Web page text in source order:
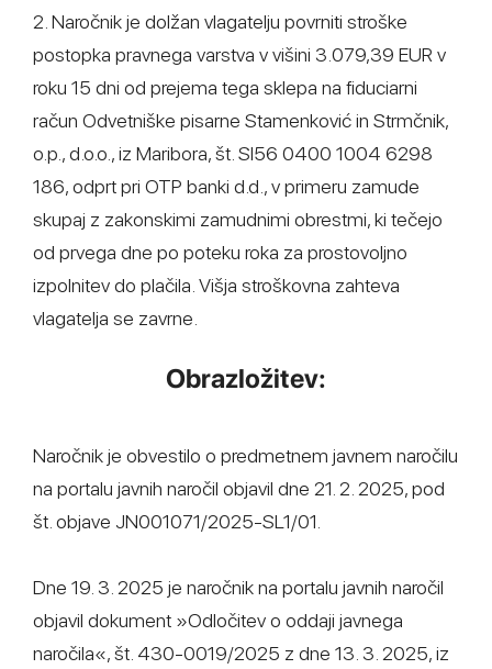
2. Naročnik je dolžan vlagatelju povrniti stroške
postopka pravnega varstva v višini 3.079,39 EUR v
roku 15 dni od prejema tega sklepa na fiduciarni
račun Odvetniške pisarne Stamenković in Strmčnik,
o.p., d.o.o., iz Maribora, št. SI56 0400 1004 6298
186, odprt pri OTP banki d.d., v primeru zamude
skupaj z zakonskimi zamudnimi obrestmi, ki tečejo
od prvega dne po poteku roka za prostovoljno
izpolnitev do plačila. Višja stroškovna zahteva
vlagatelja se zavrne.
Obrazložitev:
Naročnik je obvestilo o predmetnem javnem naročilu
na portalu javnih naročil objavil dne 21. 2. 2025, pod
št. objave JN001071/2025-SL1/01.
Dne 19. 3. 2025 je naročnik na portalu javnih naročil
objavil dokument »Odločitev o oddaji javnega
naročila«, št. 430-0019/2025 z dne 13. 3. 2025, iz